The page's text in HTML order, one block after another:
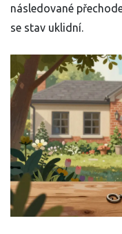
následované
se stav uklidní.